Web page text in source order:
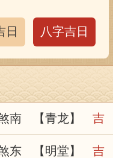
日
八字吉日
南 【青龙】 吉
东 【明堂】 吉